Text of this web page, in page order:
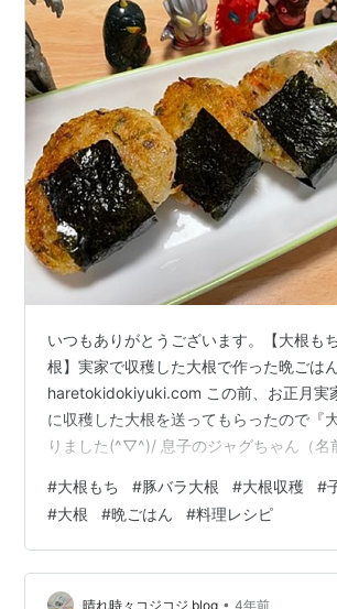
いつもありがとうございます。【大根も
根】実家で収穫した大根で作った晩ご
haretokidokiyuki.com この前、お正月実
に収穫した大根を送ってもらったので『
りました(^▽^)/ 息子のジャグちゃん（名
ます。 サクラエビ・シラス・小ねぎ 片栗
塩を適量混ぜ合わせます。 いつもはサク
が冷蔵庫にシラスと小ねぎがあったので
た。 丸めてフライパンに並べ、ごま油で
焼きます。 のりも巻きました(^▽^)/ ポン
#大根もち #豚バラ大根 #大根収穫 #
#大根 #晩ごはん #料理レシピ
晴れ時々コジコジ blog • 4年前